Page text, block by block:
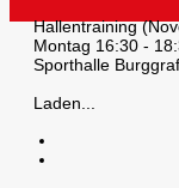
Hallentraining
Montag 16:30 -
Sporthalle
Laden...